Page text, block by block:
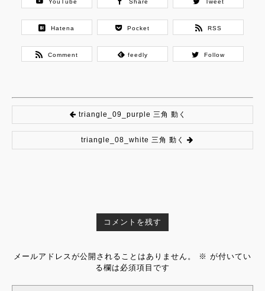
YouTube Share Tweet
Hatena Pocket RSS
Comment feedly Follow
triangle_09_purple 三角 動く
triangle_08_white 三角 動く
コメントを残す
メールアドレスが公開されることはありません。 ※ が付いてい
る欄は必須項目です